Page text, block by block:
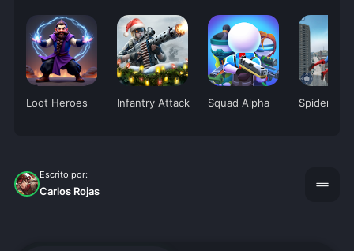
Loot Heroes Infantry Attack Squad Alpha Spider
Escrito por:
Carlos Rojas drag_handle